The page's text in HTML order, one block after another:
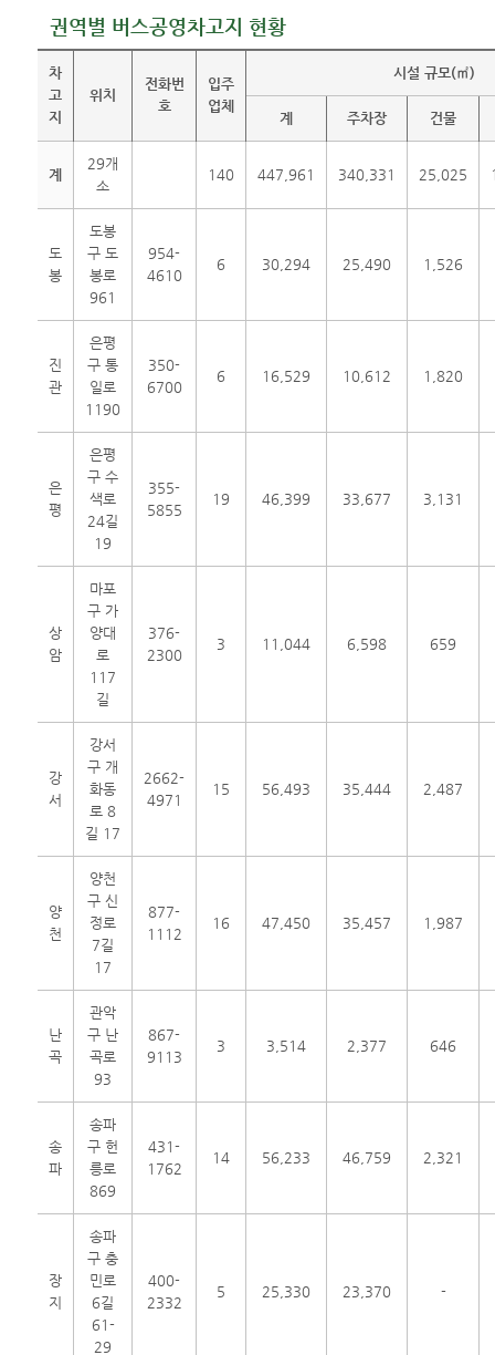
권역별 버스공영차고지 현황
차
고
지
위치
전화번
호
입주
업체
시설 규모(㎡)
계 주차장 건물
계
29개
소
140 447,961 340,331 25,025
도
봉
도봉
구 도
봉로
961
954-
4610
6 30,294 25,490 1,526
진
관
은평
구 통
일로
1190
350-
6700
6 16,529 10,612 1,820
은
평
은평
구 수
색로
24길
19
355-
5855
19 46,399 33,677 3,131
상
암
마포
구 가
양대
로
117
길
376-
2300
3 11,044 6,598 659
강
서
강서
구 개
화동
로 8
길 17
2662-
4971
15 56,493 35,444 2,487
양
천
양천
구 신
정로
7길
17
877-
1112
16 47,450 35,457 1,987
난
곡
관악
구 난
곡로
93
867-
9113
3 3,514 2,377 646
송
파
송파
구 헌
릉로
869
431-
1762
14 56,233 46,759 2,321
장
지
송파
구 충
민로
6길
61-
29
400-
2332
5 25,330 23,370 -